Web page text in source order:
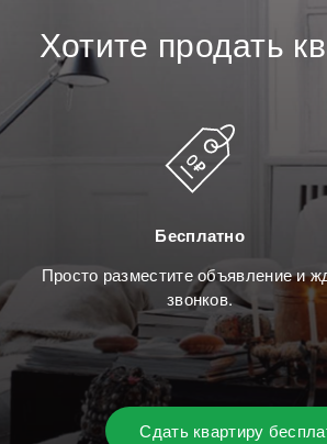
Хотите продать
Бесплатно
Просто разместите объявление и
звонков.
Сдать квартиру